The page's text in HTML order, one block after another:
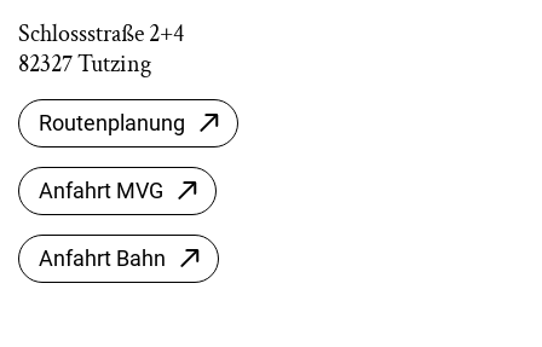
Schlossstraße 2+4
82327 Tutzing
Routenplanung
Anfahrt MVG
Anfahrt Bahn